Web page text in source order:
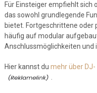
Für Einsteiger empfiehlt sich
das sowohl grundlegende
bietet. Fortgeschrittene oder
häufig auf modular
Anschlussmöglichkeiten und
Hier kannst du mehr über